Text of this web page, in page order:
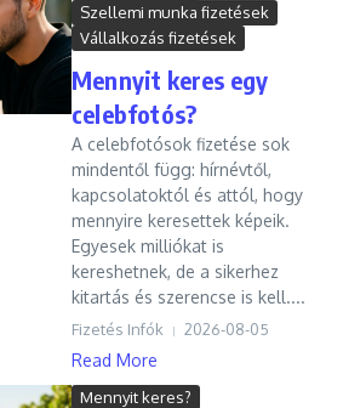
Szellemi munka fizetések
Vállalkozás fizetések
Mennyit keres egy
celebfotós?
A celebfotósok fizetése sok
mindentől függ: hírnévtől,
kapcsolatoktól és attól, hogy
mennyire keresettek képeik.
Egyesek milliókat is
kereshetnek, de a sikerhez
kitartás és szerencse is kell....
Fizetés Infók 2026-08-05
Read More
Mennyit keres?